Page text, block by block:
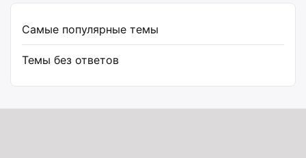
Самые популярные темы
Темы без ответов